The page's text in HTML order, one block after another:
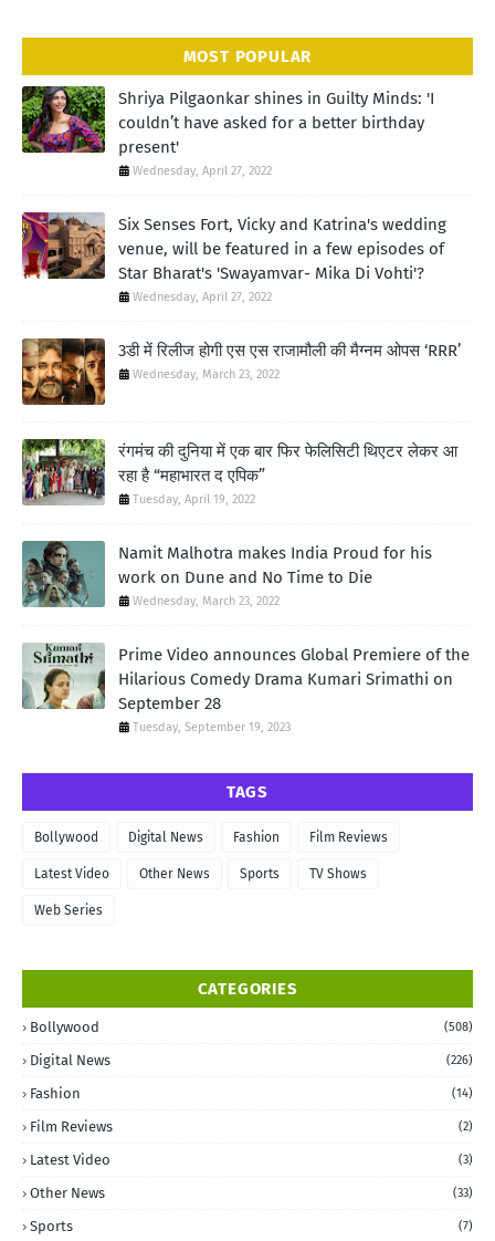
MOST POPULAR
Shriya Pilgaonkar shines in Guilty Minds: 'I
couldn’t have asked for a better birthday
present'
Wednesday, April 27, 2022
Six Senses Fort, Vicky and Katrina's wedding
venue, will be featured in a few episodes of
Star Bharat's 'Swayamvar- Mika Di Vohti'?
Wednesday, April 27, 2022
3डी में रिलीज होगी एस एस राजामौली की मैग्नम ओपस ‘RRR’
Wednesday, March 23, 2022
रंगमंच की दुनिया में एक बार फिर फेलिसिटी थिएटर लेकर आ
रहा है “महाभारत द एपिक”
Tuesday, April 19, 2022
Namit Malhotra makes India Proud for his
work on Dune and No Time to Die
Wednesday, March 23, 2022
Prime Video announces Global Premiere of the
Hilarious Comedy Drama Kumari Srimathi on
September 28
Tuesday, September 19, 2023
TAGS
Bollywood Digital News Fashion Film Reviews
Latest Video Other News Sports TV Shows
Web Series
CATEGORIES
Bollywood (508)
Digital News (226)
Fashion (14)
Film Reviews (2)
Latest Video (3)
Other News (33)
Sports (7)